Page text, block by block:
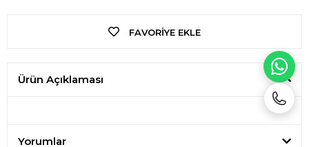
FAVORIYE EKLE
Ürün Açıklaması
Yorumlar